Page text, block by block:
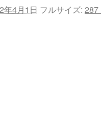
年4月1日 フルサイズ: 287